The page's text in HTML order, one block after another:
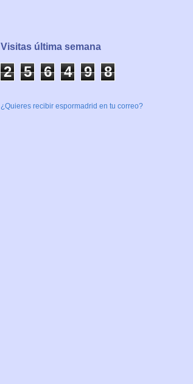
Visitas última semana
2 5 6 4 9 9
¿Quieres recibir espormadrid en tu correo?